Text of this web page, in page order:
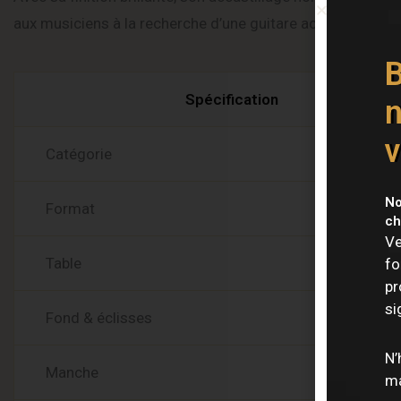
aux musiciens à la recherche d’une guitare acoustique
Spécification
Catégorie
Format
Table
Fond & éclisses
Manche